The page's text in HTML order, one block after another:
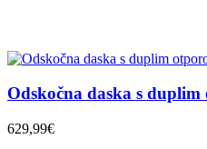
Odskočna daska s
629,99€